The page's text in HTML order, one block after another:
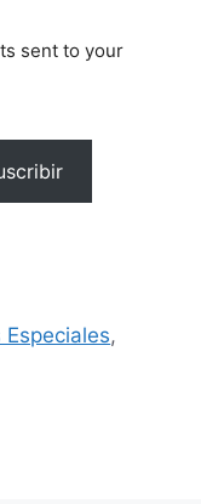
sent to your
Especiales,